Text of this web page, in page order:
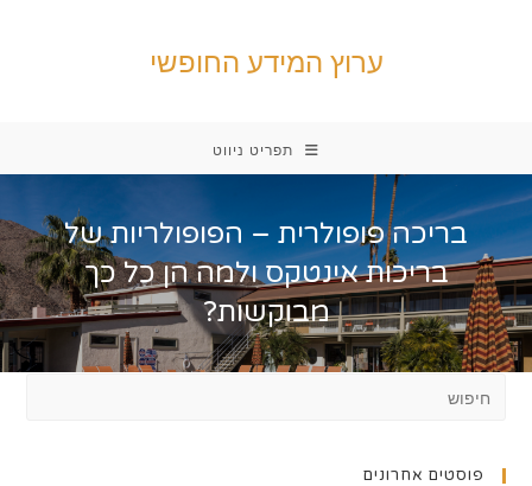
ערוץ המידע החופשי
תפריט ניווט
בריכה פופולרית – הפופולריות של
בריכות אינטקס ולמה הן כל כך
מבוקשות?
פוסטים אחרונים